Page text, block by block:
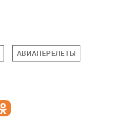
АВИАПЕРЕЛЕТЫ